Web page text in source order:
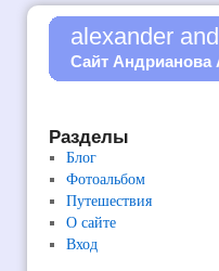
alexander
Сайт Андрианова
Разделы
Блог
Фотоальбом
Путешествия
О сайте
Вход